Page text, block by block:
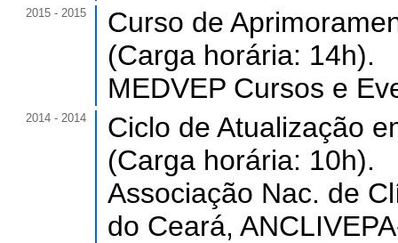
2015 - 2015
Curso de
(Carga horária: 14h).
MEDVEP Cursos e
2014 - 2014
Ciclo de Atualização
(Carga horária: 10h).
Associação Nac. de
do Ceará,